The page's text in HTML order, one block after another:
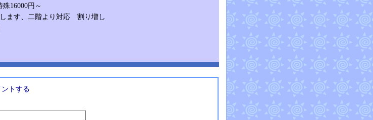
殊16000円～
ます、二階より対応 割り増し
トする